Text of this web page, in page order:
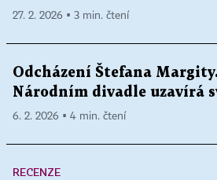
27. 2. 2026 ▪ 3 min. čtení
Odcházení Štefana
Národním divadle uzavírá
6. 2. 2026 ▪ 4 min. čtení
RECENZE